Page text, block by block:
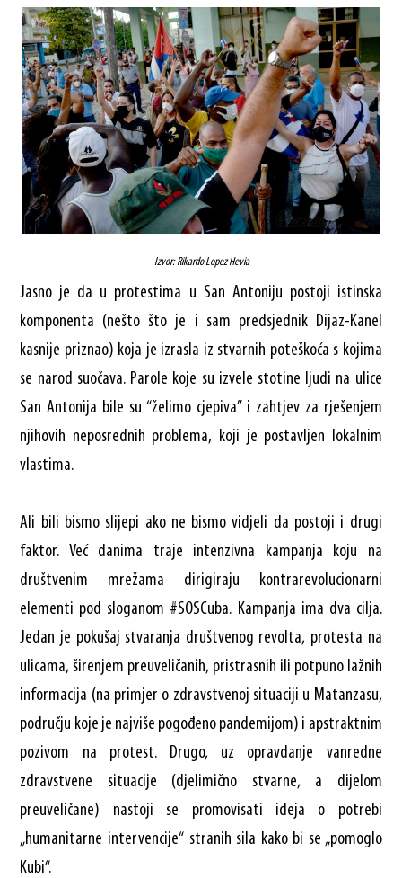
Izvor: Rikardo Lopez Hevia
Jasno je da u protestima u San Antoniju postoji istinska
komponenta (nešto što je i sam predsjednik Dijaz-Kanel
kasnije priznao) koja je izrasla iz stvarnih poteškoća s kojima
se narod suočava. Parole koje su izvele stotine ljudi na ulice
San Antonija bile su “želimo cjepiva” i zahtjev za rješenjem
njihovih neposrednih problema, koji je postavljen lokalnim
vlastima.
Ali bili bismo slijepi ako ne bismo vidjeli da postoji i drugi
faktor. Već danima traje intenzivna kampanja koju na
društvenim mrežama dirigiraju kontrarevolucionarni
elementi pod sloganom #SOSCuba. Kampanja ima dva cilja.
Jedan je pokušaj stvaranja društvenog revolta, protesta na
ulicama, širenjem preuveličanih, pristrasnih ili potpuno lažnih
informacija (na primjer o zdravstvenoj situaciji u Matanzasu,
području koje je najviše pogođeno pandemijom) i apstraktnim
pozivom na protest. Drugo, uz opravdanje vanredne
zdravstvene situacije (djelimično stvarne, a dijelom
preuveličane) nastoji se promovisati ideja o potrebi
„humanitarne intervencije“ stranih sila kako bi se „pomoglo
Kubi“.